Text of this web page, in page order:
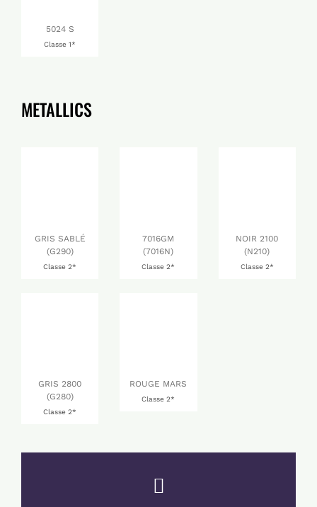
5024 S
Classe 1*
METALLICS
GRIS SABLÉ
(G290)
Classe 2*
7016GM
(7016N)
Classe 2*
NOIR 2100
(N210)
Classe 2*
GRIS 2800
(G280)
Classe 2*
ROUGE MARS
Classe 2*